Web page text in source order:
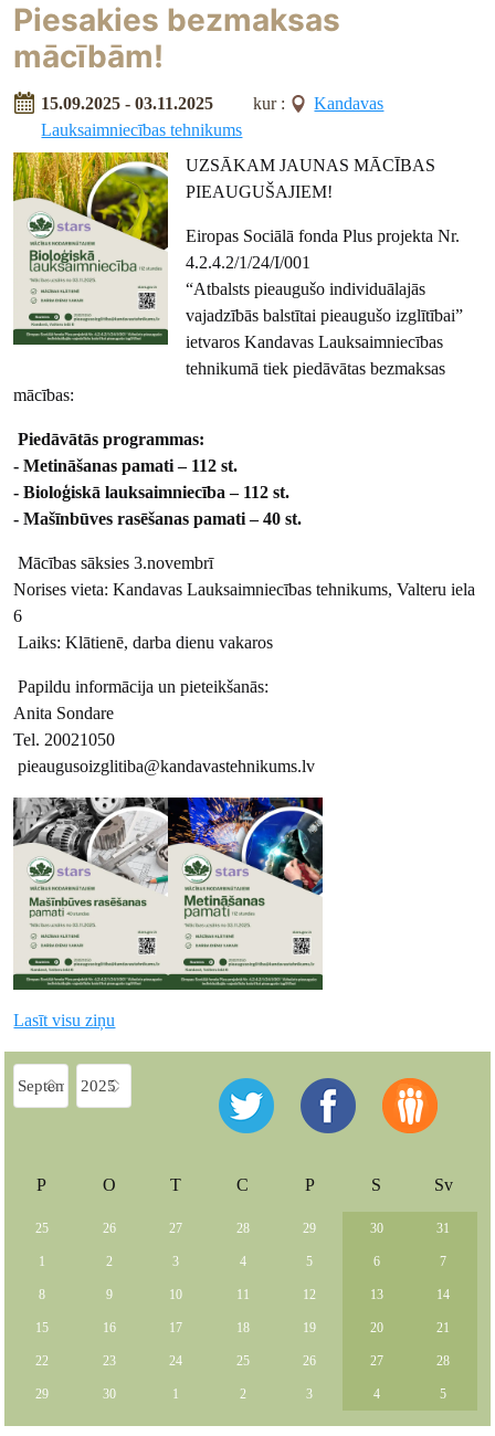
Piesakies bezmaksas
mācībām!
15.09.2025 - 03.11.2025 kur :
Kandavas
Lauksaimniecības tehnikums
UZSĀKAM JAUNAS MĀCĪBAS
PIEAUGUŠAJIEM!
Eiropas Sociālā fonda Plus projekta Nr.
4.2.4.2/1/24/I/001
“Atbalsts pieaugušo individuālajās
vajadzībās balstītai pieaugušo izglītībai”
ietvaros Kandavas Lauksaimniecības
tehnikumā tiek piedāvātas bezmaksas
mācības:
Piedāvātās programmas:
- Metināšanas pamati – 112 st.
- Bioloģiskā lauksaimniecība – 112 st.
- Mašīnbūves rasēšanas pamati – 40 st.
Mācības sāksies 3.novembrī
Norises vieta: Kandavas Lauksaimniecības tehnikums, Valteru iela
6
Laiks: Klātienē, darba dienu vakaros
Papildu informācija un pieteikšanās:
Anita Sondare
Tel. 20021050
pieaugusoizglitiba@kandavastehnikums.lv
Lasīt visu ziņu
P O T C P S Sv
25 26 27 28 29 30 31
1 2 3 4 5 6 7
8 9 10 11 12 13 14
15 16 17 18 19 20 21
22 23 24 25 26 27 28
29 30 1 2 3 4 5